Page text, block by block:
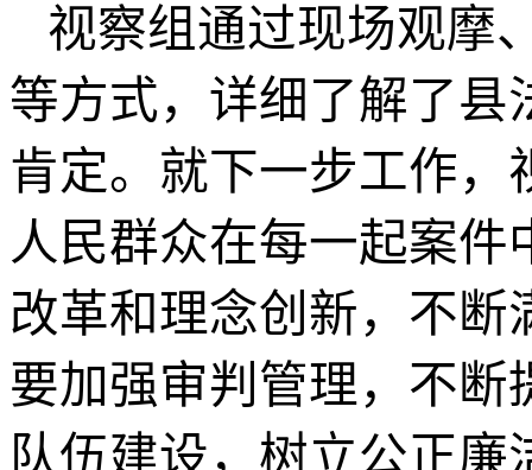
视察组通过现场观摩
等方式，详细了解了县
肯定。就下一步工作，
人民群众在每一起案
改革和理念创新，不断
要加强审判管理，不断
队伍建设，树立公正